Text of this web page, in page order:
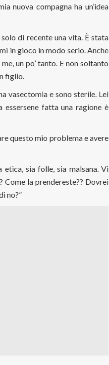
nuova compagna ha un’idea
di recente una vita. È stata
in gioco in modo serio. Anche
un po’ tanto. E non soltanto
figlio.
vasectomia e sono sterile. Lei
fatta una ragione è
questo mio problema e avere
etica, sia folle, sia malsana. Vi
Come la prendereste?? Dovrei
no?”